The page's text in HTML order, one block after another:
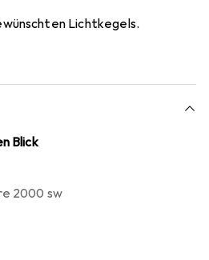
Lichtkegels.
Blick
2000 sw